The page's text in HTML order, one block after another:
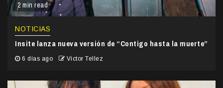
2 min read
NOTICIAS
Insite lanza nueva versión de “Contigo hasta la muerte”
6 días ago Victor Tellez